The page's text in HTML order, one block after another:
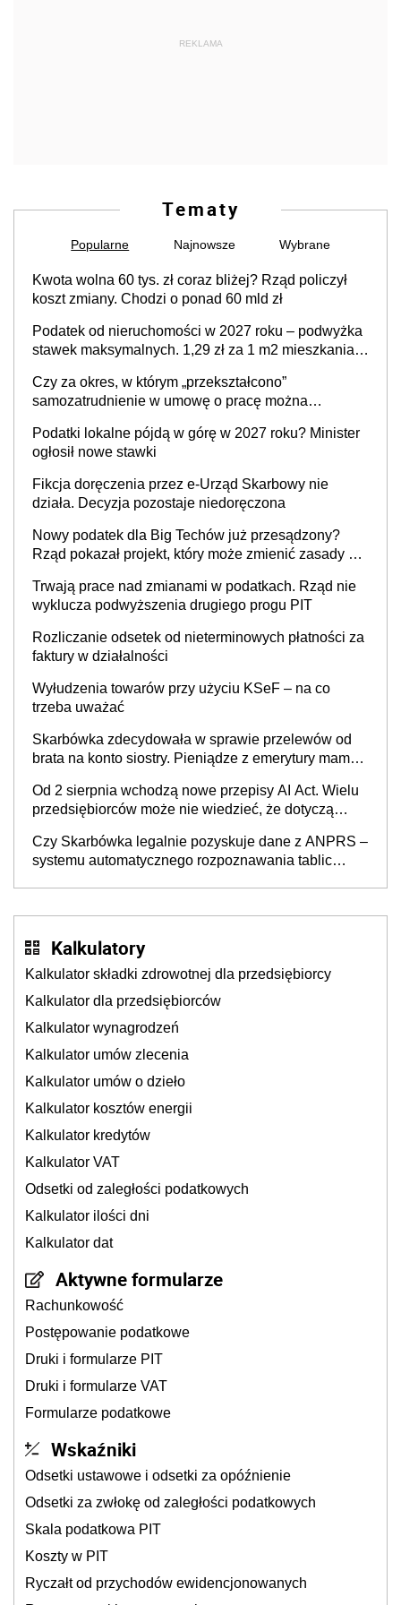
REKLAMA
Tematy
Popularne Najnowsze Wybrane
Kwota wolna 60 tys. zł coraz bliżej? Rząd policzył
koszt zmiany. Chodzi o ponad 60 mld zł
Podatek od nieruchomości w 2027 roku – podwyżka
stawek maksymalnych. 1,29 zł za 1 m2 mieszkania,
prowadzeniem działalności gospodarczej
Czy za okres, w którym „przekształcono”
samozatrudnienie w umowę o pracę można
cywilnoprawnej jedynym racjonalnym wyjściem
Podatki lokalne pójdą w górę w 2027 roku? Minister
ogłosił nowe stawki
Fikcja doręczenia przez e-Urząd Skarbowy nie
działa. Decyzja pozostaje niedoręczona
Nowy podatek dla Big Techów już przesądzony?
Rząd pokazał projekt, który może zmienić zasady gry
Trwają prace nad zmianami w podatkach. Rząd nie
wyklucza podwyższenia drugiego progu PIT
Rozliczanie odsetek od nieterminowych płatności za
faktury w działalności
Wyłudzenia towarów przy użyciu KSeF – na co
trzeba uważać
Skarbówka zdecydowała w sprawie przelewów od
brata na konto siostry. Pieniądze z emerytury mamy
będzie
Od 2 sierpnia wchodzą nowe przepisy AI Act. Wielu
przedsiębiorców może nie wiedzieć, że dotyczą
Czy Skarbówka legalnie pozyskuje dane z ANPRS –
systemu automatycznego rozpoznawania tablic
Kalkulatory
Kalkulator składki zdrowotnej dla przedsiębiorcy
Kalkulator dla przedsiębiorców
Kalkulator wynagrodzeń
Kalkulator umów zlecenia
Kalkulator umów o dzieło
Kalkulator kosztów energii
Kalkulator kredytów
Kalkulator VAT
Odsetki od zaległości podatkowych
Kalkulator ilości dni
Kalkulator dat
Aktywne formularze
Rachunkowość
Postępowanie podatkowe
Druki i formularze PIT
Druki i formularze VAT
Formularze podatkowe
Wskaźniki
Odsetki ustawowe i odsetki za opóźnienie
Odsetki za zwłokę od zaległości podatkowych
Skala podatkowa PIT
Koszty w PIT
Ryczałt od przychodów ewidencjonowanych